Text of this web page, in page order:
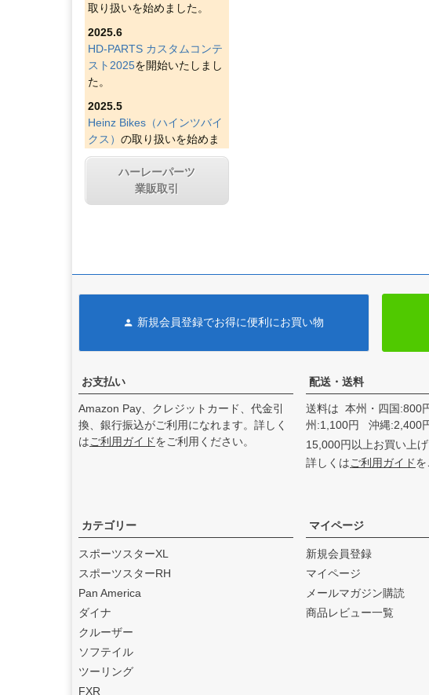
取り扱いを始めました。
2025.6
HD-PARTS カスタムコンテ
スト2025を開始いたしまし
た。
2025.5
Heinz Bikes（ハインツバイ
クス） の取り扱いを始めま
した。
2025.4
Figurati Designs（フィグラ
D&D エキゾースト（ディー
た。
feture ヘルメット（フュー
チャーヘルメット）の取り
扱いを始めました。
ました。
2024.12
s（ブローパフォーマンスエ
キゾースト）
始めました。
2024.11
By City（バイ シティ）
本総代理店となりました。
ハーレーパーツ
業販取引
新規会員登録でお得に便利にお買い物
お支払い
Amazon Pay、クレジットカード、代金引
換、銀行振込がご利用になれます。詳しく
はご利用ガイドをご利用ください。
配送・送料
送料は 本州・四国:800
州:1,100円 沖縄:2,400円
15,000円以上お買い上
詳しくはご利用ガイドを
カテゴリー
スポーツスターXL
スポーツスターRH
Pan America
ダイナ
クルーザー
ソフテイル
ツーリング
FXR
マイページ
新規会員登録
マイページ
メールマガジン購読
商品レビュー一覧